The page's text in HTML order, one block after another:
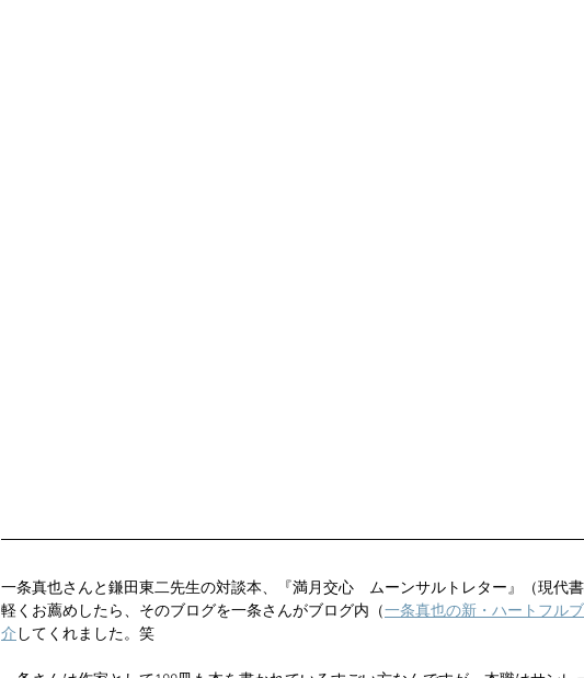
一条真也さんと鎌田東二先生の対談本、『満月交心　ムーンサルトレター』（現代
軽くお薦めしたら、そのブログを一条さんがブログ内（一条真也の新・ハートフル
介 してくれました。笑